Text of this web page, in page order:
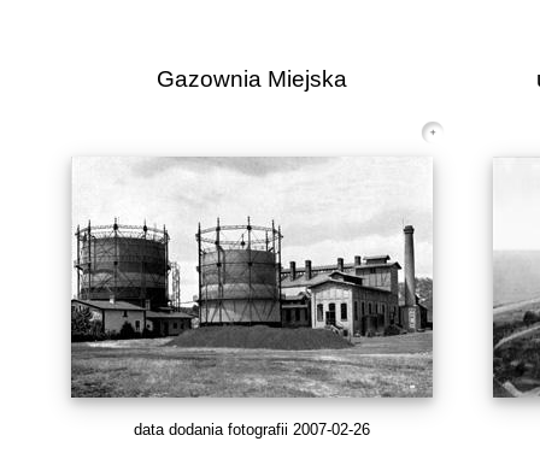
Gazownia Miejska
data dodania fotografii 2007-02-26